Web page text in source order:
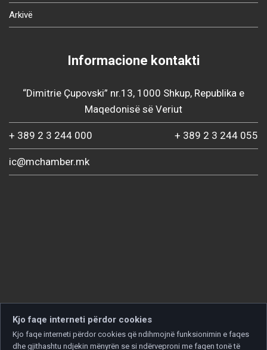
Arkivë
Informacione kontakti
“Dimitrie Çupovski” nr.13, 1000 Shkup, Republika e
Maqedonisë së Veriut
+ 389 2 3 244 000 + 389 2 3 244 055
ic@mchamber.mk
Kjo faqe interneti përdor cookies
Kjo faqe interneti përdor cookies që ndihmojnë funksionimin e faqes
dhe gjithashtu ndjekin mënyrën se si ndërveproni me faqen tonë të